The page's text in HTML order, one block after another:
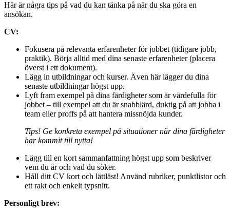
Här är några tips på vad du kan tänka på när du ska göra en
ansökan.
CV:
Fokusera på relevanta erfarenheter för jobbet (tidigare jobb,
praktik). Börja alltid med dina senaste erfarenheter (placera
överst i ett dokument).
Lägg in utbildningar och kurser. Även här lägger du dina
senaste utbildningar högst upp.
Lyft fram exempel på dina färdigheter som är värdefulla för
jobbet – till exempel att du är snabblärd, duktig på att jobba i
team eller proffs på att hantera missnöjda kunder.
Tips! Ge konkreta exempel på situationer när dina färdigheter
har kommit till nytta!
Lägg till en kort sammanfattning högst upp som beskriver
vem du är och vad du söker.
Håll ditt CV kort och lättläst! Använd rubriker, punktlistor och
ett rakt och enkelt typsnitt.
Personligt brev: